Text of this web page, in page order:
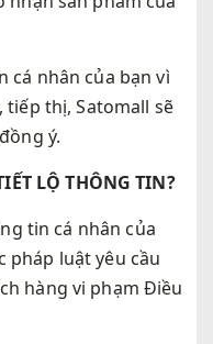
cá nhân của bạn vì
thị, Satomall sẽ
ý.
LỘ THÔNG TIN?
tin cá nhân của
pháp luật yêu cầu
hàng vi phạm Điều